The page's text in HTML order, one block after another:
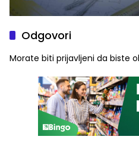
Odgovori
Morate biti prijavljeni da biste